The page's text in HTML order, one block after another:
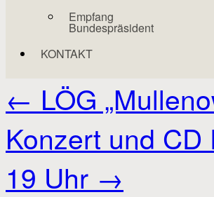
Empfang
Bundespräsident
KONTAKT
← LÖG
Konzert und
19 Uhr →